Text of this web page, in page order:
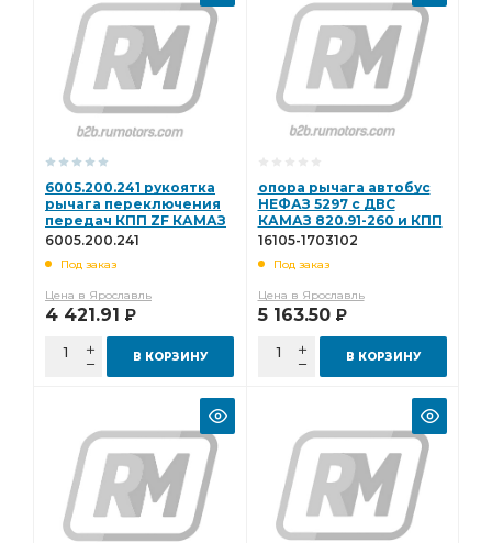
6005.200.241 рукоятка
рычага переключения
передач КПП ZF КАМАЗ
6005.200.241
6005.200.241
Под заказ
Цена в Ярославль
4 421.91 Р
В КОРЗИНУ
опора рычага автобус
НЕФАЗ 5297 с ДВС
КАМАЗ 820.91-260 и КПП
КАМАЗ 144 16105-1703102
16105-1703102
Под заказ
Цена в Ярославль
5 163.50 Р
В КОРЗИНУ